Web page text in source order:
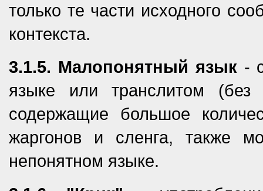
только те части исходного
контекста.
3.1.5. Малопонятный язык-
языке или транслитом (без
содержащие большое
жаргонов и сленга, также
непонятном языке.